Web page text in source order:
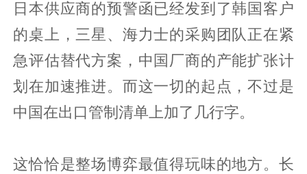
日本供应商的预警函已经发到了韩国客户
的桌上，三星、海力士的采购团队正在紧
急评估替代方案，中国厂商的产能扩张计
划在加速推进。而这一切的起点，不过是
中国在出口管制清单上加了几行字。
这恰恰是整场博弈最值得玩味的地方。长